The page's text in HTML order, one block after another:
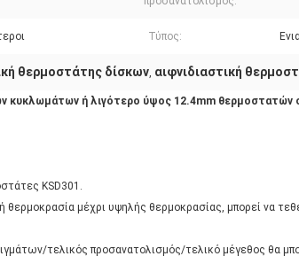
Τύπος:
θερμοστάτης δίσκων, αιφνιδιαστική
κυκλωμάτων ή λιγότερο ύψος 12.4mm θερμοστατών
KSD301.
μέχρι υψηλής θερμοκρασίας, μπορεί να
τελικός προσανατολισμός/τελικό μέγεθος θα